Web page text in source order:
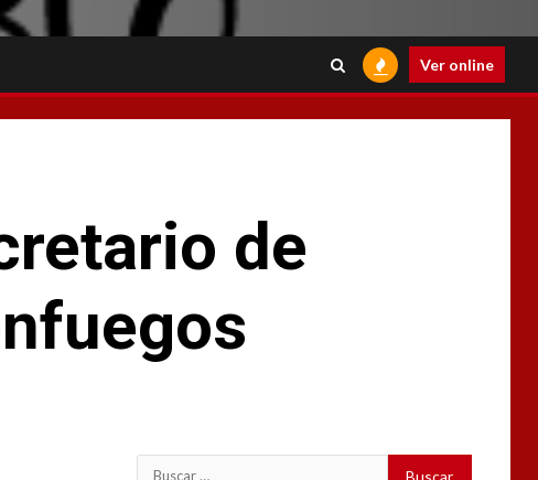
Ver online
de
Buscar: